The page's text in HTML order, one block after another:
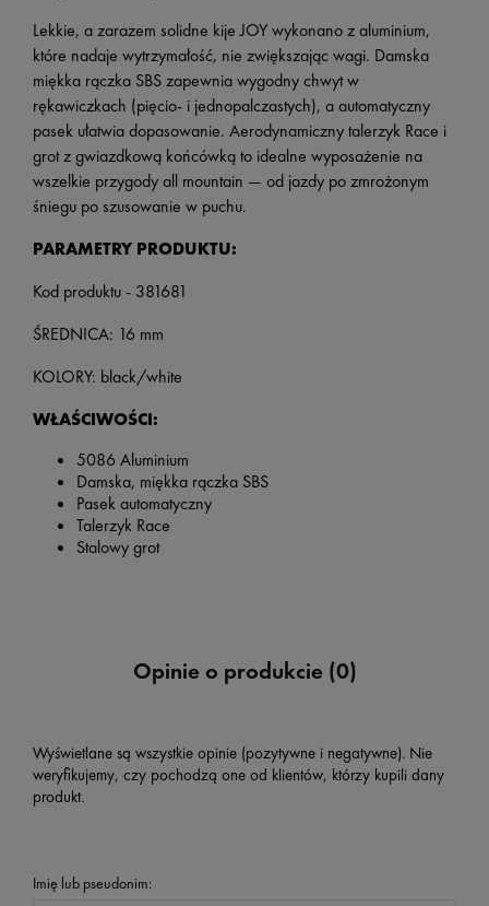
Lekkie, a zarazem solidne kije JOY wykonano z aluminium,
które nadaje wytrzymałość, nie zwiększając wagi. Damska
miękka rączka SBS zapewnia wygodny chwyt w
rękawiczkach (pięcio- i jednopalczastych), a automatyczny
pasek ułatwia dopasowanie. Aerodynamiczny talerzyk Race i
grot z gwiazdkową końcówką to idealne wyposażenie na
wszelkie przygody all mountain — od jazdy po zmrożonym
śniegu po szusowanie w puchu.
PARAMETRY PRODUKTU:
Kod produktu - 381681
ŚREDNICA: 16 mm
KOLORY: black/white
WŁAŚCIWOŚCI:
5086 Aluminium
Damska, miękka rączka SBS
Pasek automatyczny
Talerzyk Race
Stalowy grot
Opinie o produkcie (0)
Wyświetlane są wszystkie opinie (pozytywne i negatywne). Nie
weryfikujemy, czy pochodzą one od klientów, którzy kupili dany
produkt.
Imię lub pseudonim: